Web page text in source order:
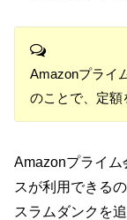
Amazonプライ
のことで、定額
Amazonプライ
スが利用できる
スラムダンクを